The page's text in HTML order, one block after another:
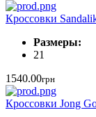
Кроссовки
Размеры:
21
1540.00грн
Кроссовки Jong